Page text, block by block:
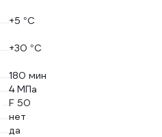
+5 °С
+30 °С
180 мин
4 МПа
F 50
нет
да